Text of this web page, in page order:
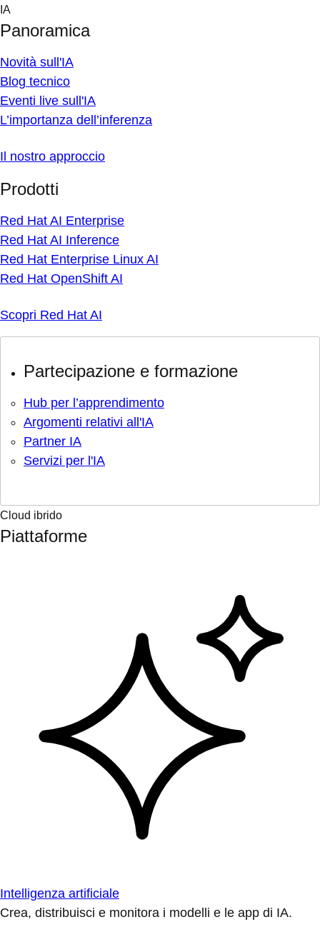
Skip
content
IA
Panoramica
Novità sull'IA
Blog tecnico
Eventi live sull'IA
L’importanza dell’inferenza
Il nostro approccio
Prodotti
Red Hat AI Enterprise
Red Hat AI Inference
Red Hat Enterprise Linux AI
Red Hat OpenShift AI
Scopri Red Hat AI
Partecipazione e formazione
Hub per l’apprendimento
Argomenti relativi all'IA
Partner IA
Servizi per l'IA
Cloud ibrido
Piattaforme
Intelligenza artificiale
Crea, distribuisci e monitora i modelli e le app di IA.